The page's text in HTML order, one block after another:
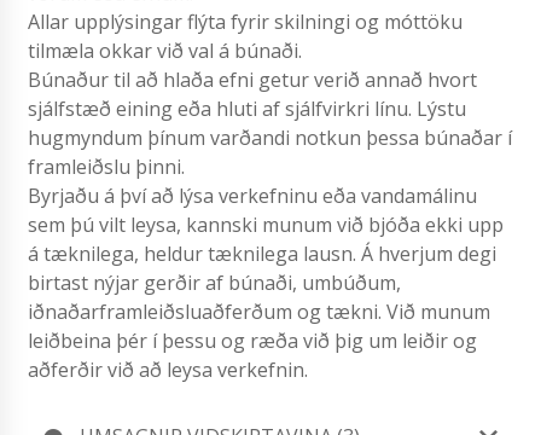
Allar upplýsingar flýta fyrir skilningi og móttöku
tilmæla okkar við val á búnaði.
Búnaður til að hlaða efni getur verið annað hvort
sjálfstæð eining eða hluti af sjálfvirkri línu. Lýstu
hugmyndum þínum varðandi notkun þessa búnaðar í
framleiðslu þinni.
Byrjaðu á því að lýsa verkefninu eða vandamálinu
sem þú vilt leysa, kannski munum við bjóða ekki upp
á tæknilega, heldur tæknilega lausn. Á hverjum degi
birtast nýjar gerðir af búnaði, umbúðum,
iðnaðarframleiðsluaðferðum og tækni. Við munum
leiðbeina þér í þessu og ræða við þig um leiðir og
aðferðir við að leysa verkefnin.